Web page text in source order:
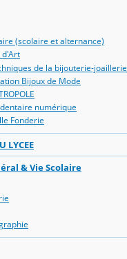
(scolaire et alternance)
d'Art
de la bijouterie-joaillerie
Bijoux de Mode
numérique
Fonderie
LYCEE
& Vie Scolaire